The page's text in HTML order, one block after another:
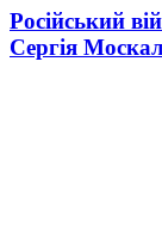
Російський
Сергія